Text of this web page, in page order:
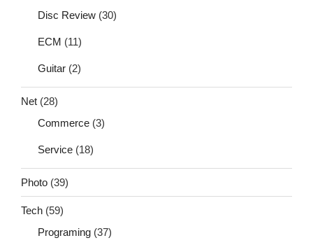
Disc Review (30)
ECM (11)
Guitar (2)
Net (28)
Commerce (3)
Service (18)
Photo (39)
Tech (59)
Programing (37)